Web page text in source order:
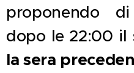
proponendo
dopo le 22:00 il
la sera